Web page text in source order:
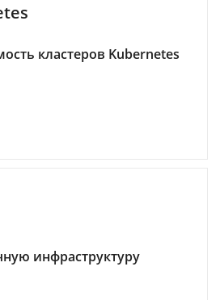
кластеров Kubernetes
инфраструктуру